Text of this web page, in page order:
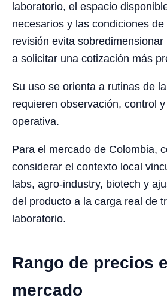
laboratorio, el espacio
necesarios y las condiciones
revisión evita
a solicitar una cotización más
Su uso se orienta a rutinas de
requieren observación, control
operativa.
Para el mercado de Colombia,
considerar el contexto local
labs, agro-industry, biotech y
del producto a la carga real de
laboratorio.
Rango de precios
mercado